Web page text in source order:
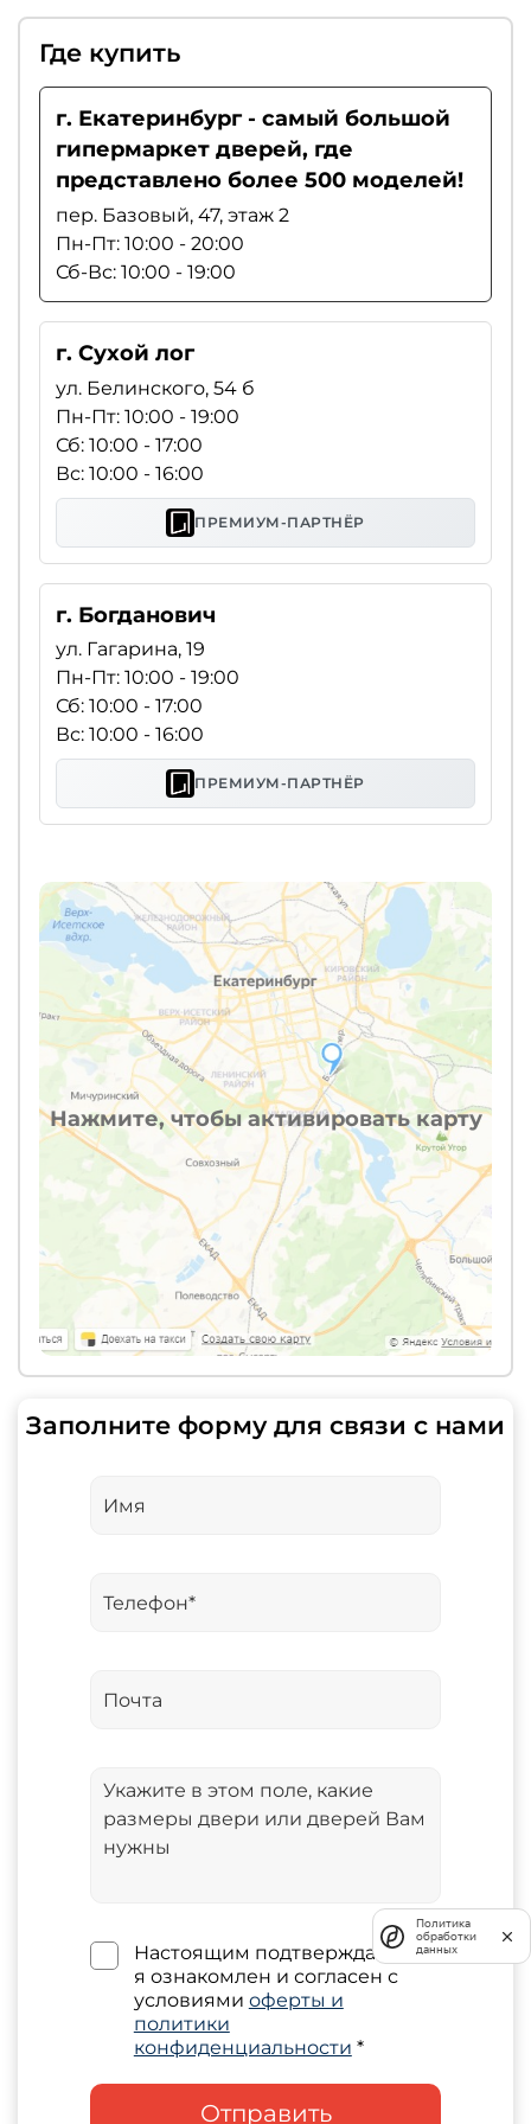
Нажмите, чтобы активировать карту
Где купить
г. Екатеринбург - самый большой
гипермаркет дверей, где
представлено более 500 моделей!
пер. Базовый, 47, этаж 2
Пн-Пт: 10:00 - 20:00
Сб-Вс: 10:00 - 19:00
г. Сухой лог
ул. Белинского, 54 б
Пн-Пт: 10:00 - 19:00
Сб: 10:00 - 17:00
Вс: 10:00 - 16:00
ПРЕМИУМ-ПАРТНЁР
г. Богданович
ул. Гагарина, 19
Пн-Пт: 10:00 - 19:00
Сб: 10:00 - 17:00
Вс: 10:00 - 16:00
ПРЕМИУМ-ПАРТНЁР
Заполните форму для связи с нами
Настоящим подтверждаю, что
я ознакомлен и согласен с
условиями оферты и
политики
конфиденциальности *
Отправить
Политика
обработки
данных